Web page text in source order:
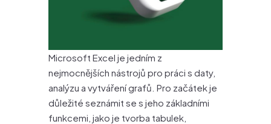
Microsoft Excel je jedním z
nejmocnějších nástrojů pro práci s daty,
analýzu a vytváření grafů. Pro začátek je
důležité seznámit se s jeho základními
funkcemi, jako je tvorba tabulek,